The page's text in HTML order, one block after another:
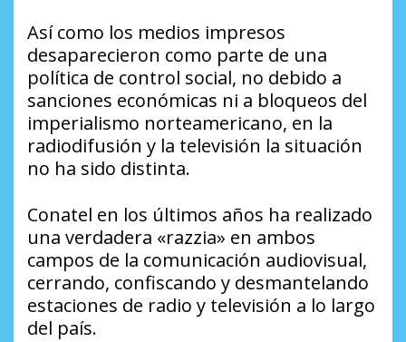
Así como los medios impresos
desaparecieron como parte de una
política de control social, no debido a
sanciones económicas ni a bloqueos del
imperialismo norteamericano, en la
radiodifusión y la televisión la situación
no ha sido distinta.
Conatel en los últimos años ha realizado
una verdadera «razzia» en ambos
campos de la comunicación audiovisual,
cerrando, confiscando y desmantelando
estaciones de radio y televisión a lo largo
del país.